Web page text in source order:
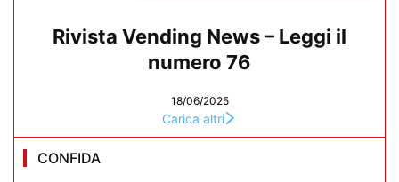
Rivista Vending News – Leggi il
numero 76
18/06/2025
Carica altri
CONFIDA